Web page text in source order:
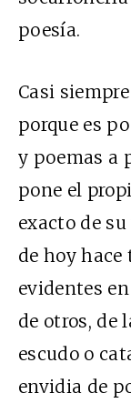
poesía.
Casi
porque es
y poemas a
pone el
exacto de
de hoy
evidentes
de otros, de
escudo o
envidia de